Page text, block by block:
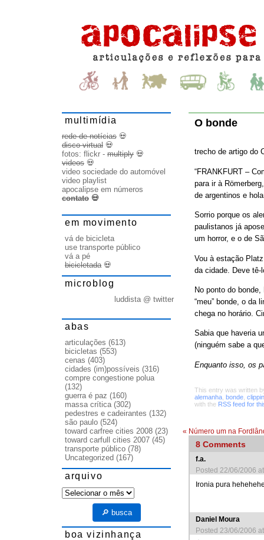
O bonde
trecho de artigo do
“FRANKFURT –
para ir à
de argentinos e
Sorrio porque os
paulistanos já
um horror, e o de
Vou à estação
da cidade. Deve tê-
No ponto do
“meu” bonde, o da
chega no horário.
Sabia que haveria
(ninguém sabe a
Enquanto isso, os
This entry was written
alemanha bonde
with the RSS feed for
« Número um na
8 Comments
f.a.
Posted 22/06/2006
Ironia pura
Daniel Moura
Posted 23/06/2006
multimídia
rede de notícias 💀
disco virtual 💀
fotos: flickr - multiply 💀
videos 💀
video sociedade do automóvel
video playlist
apocalipse em números
contato 💀
em movimento
vá de bicicleta
use transporte público
vá a pé
bicicletada💀
microblog
luddista @ twitter
abas
articulações (613)
bicicletas (553)
cenas (403)
cidades (im)possíveis (316)
compre congestione polua
(132)
guerra é paz (160)
massa crítica(302)
pedestres e cadeirantes (132)
são paulo (524)
toward carfree cities 2008 (23)
toward carfull cities 2007 (45)
transporte público (78)
Uncategorized (167)
arquivo
arquivo
🔎 busca
boa vizinhança